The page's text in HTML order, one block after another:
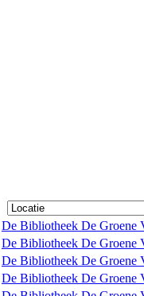
De Bibliotheek De Groene
De Bibliotheek De Groene
De Bibliotheek De Groene
De Bibliotheek De Groene